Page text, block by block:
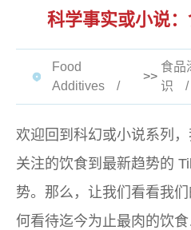
科学事实或小说
Food
Additives
>>
食品
识
欢迎回到科幻或小说系列
关注的饮食到最新趋势的
势。那么，让我们看看我
何看待迄今为止最肉的饮